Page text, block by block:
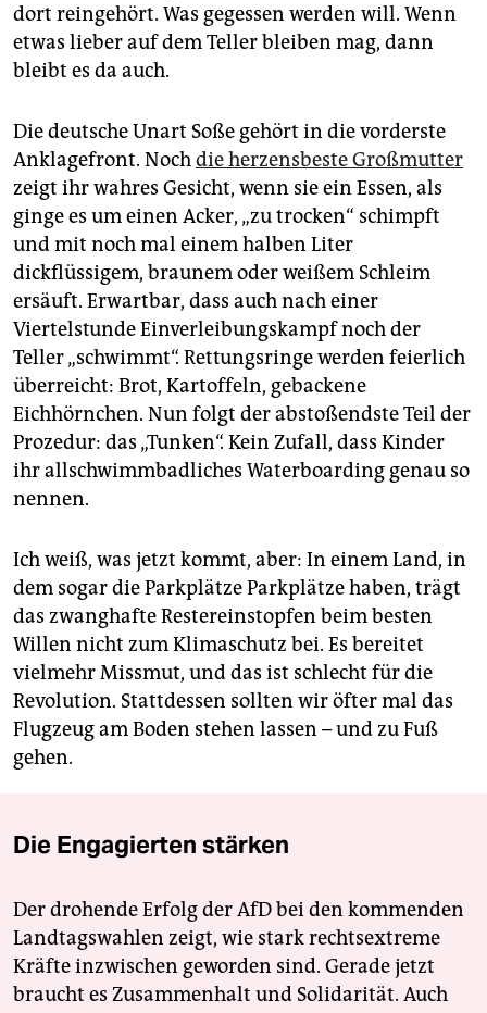
dort reingehört. Was gegessen werden will. Wenn
etwas lieber auf dem Teller bleiben mag, dann
bleibt es da auch.
Die deutsche Unart Soße gehört in die vorderste
Anklagefront. Nochdie herzensbeste Großmutter
zeigt ihr wahres Gesicht, wenn sie ein Essen, als
ginge es um einen Acker, „zu trocken“ schimpft
und mit noch mal einem halben Liter
dickflüssigem, braunem oder weißem Schleim
ersäuft. Erwartbar, dass auch nach einer
Viertelstunde Einverleibungskampf noch der
Teller „schwimmt“. Rettungsringe werden feierlich
überreicht: Brot, Kartoffeln, gebackene
Eichhörnchen. Nun folgt der abstoßendste Teil der
Prozedur: das „Tunken“. Kein Zufall, dass Kinder
ihr allschwimmbadliches Waterboarding genau so
nennen.
Ich weiß, was jetzt kommt, aber: In einem Land, in
dem sogar die Parkplätze Parkplätze haben, trägt
das zwanghafte Restereinstopfen beim besten
Willen nicht zum Klimaschutz bei. Es bereitet
vielmehr Missmut, und das ist schlecht für die
Revolution. Stattdessen sollten wir öfter mal das
Flugzeug am Boden stehen lassen – und zu Fuß
gehen.
Die Engagierten stärken
Der drohende Erfolg der AfD bei den kommenden
Landtagswahlen zeigt, wie stark rechtsextreme
Kräfte inzwischen geworden sind. Gerade jetzt
braucht es Zusammenhalt und Solidarität. Auch